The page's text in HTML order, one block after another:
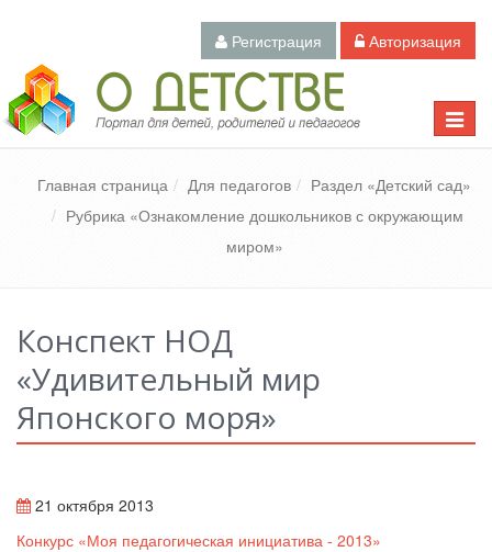
Регистрация Авторизация
Toggle
Педагогический портал «О детстве»
Главная страница Для педагогов
Раздел «Детский сад»
Рубрика «Ознакомление дошкольников с окружающим
миром»
Конспект НОД
«Удивительный мир
Японского моря»
21 октября 2013
Конкурс «Моя педагогическая инициатива - 2013»